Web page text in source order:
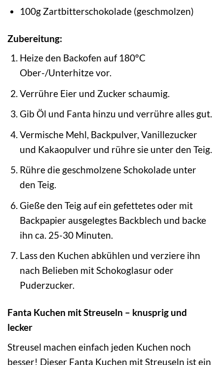
100g Zartbitterschokolade (geschmolzen)
Zubereitung:
Heize den Backofen auf 180°C
Ober-/Unterhitze vor.
Verrühre Eier und Zucker schaumig.
Gib Öl und Fanta hinzu und verrühre alles gut.
Vermische Mehl, Backpulver, Vanillezucker
und Kakaopulver und rühre sie unter den Teig.
Rühre die geschmolzene Schokolade unter
den Teig.
Gieße den Teig auf ein gefettetes oder mit
Backpapier ausgelegtes Backblech und backe
ihn ca. 25-30 Minuten.
Lass den Kuchen abkühlen und verziere ihn
nach Belieben mit Schokoglasur oder
Puderzucker.
Fanta Kuchen mit Streuseln – knusprig und
lecker
Streusel machen einfach jeden Kuchen noch
besser! Dieser Fanta Kuchen mit Streuseln ist ein